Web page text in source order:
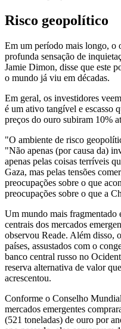
Risco geopolítico
Em um período mais longo, o
profunda sensação de
Jamie Dimon, disse que este
o mundo já viu em décadas.
Em geral, os investidores
é um ativo tangível e escasso
preços do ouro subiram 10%
"O ambiente de risco
"Não apenas (por causa da)
apenas pelas coisas terríveis
Gaza, mas pelas tensões
preocupações sobre o que
preocupações sobre o que a
Um mundo mais fragmentado
centrais dos mercados
observou Reade. Além disso,
países, assustados com o
banco central russo no
reserva alternativa de valor
acrescentou.
Conforme o Conselho
mercados emergentes
(521 toneladas) de ouro por